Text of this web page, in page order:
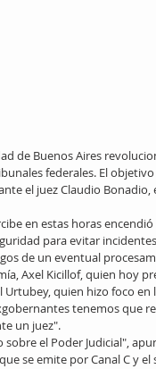
de Buenos Aires
federales. El
el juez Claudio
en estas horas
para evitar
de un eventual
Axel Kicillof, quien hoy
Urtubey, quien hizo foco
tenemos que
un juez".
el Poder Judicial",
se emite por Canal C y